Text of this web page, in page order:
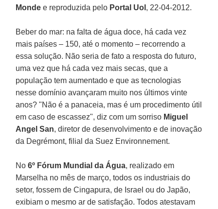
Monde e reproduzida pelo Portal Uol , 22-04-2012.
Beber do mar: na falta de água doce, há cada vez
mais países – 150, até o momento – recorrendo a
essa solução. Não seria de fato a resposta do futuro,
uma vez que há cada vez mais secas, que a
população tem aumentado e que as tecnologias
nesse domínio avançaram muito nos últimos vinte
anos? "Não é a panaceia, mas é um procedimento útil
em caso de escassez", diz com um sorriso Miguel
Angel San, diretor de desenvolvimento e de inovação
da Degrémont, filial da Suez Environnement.
No6º Fórum Mundial da Água, realizado em
Marselha no mês de março, todos os industriais do
setor, fossem de Cingapura, de Israel ou do Japão,
exibiam o mesmo ar de satisfação. Todos atestavam